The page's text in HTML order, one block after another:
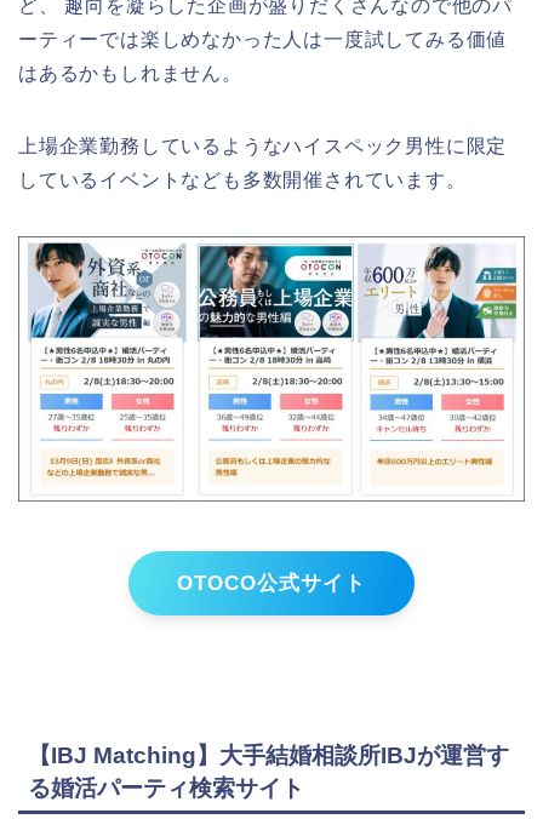
ど、 趣向を凝らした企画が盛りだくさんなので他のパ
ーティーでは楽しめなかった人は一度試してみる価値
はあるかもしれません。
上場企業勤務しているようなハイスペック男性に限定
しているイベントなども多数開催されています。
OTOCO公式サイト
【IBJ Matching】大手結婚相談所IBJが運営す
る婚活パーティ検索サイト